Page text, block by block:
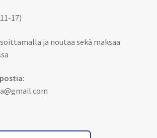
17)
ja noutaa sekä maksaa